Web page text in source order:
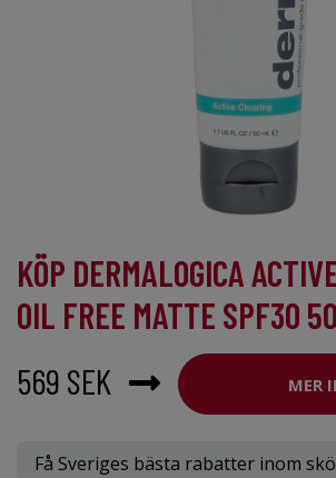
KÖP DERMALOGICA
OIL FREE MATTE SPF30
569 SEK
MER
Få Sveriges bästa rabatter inom